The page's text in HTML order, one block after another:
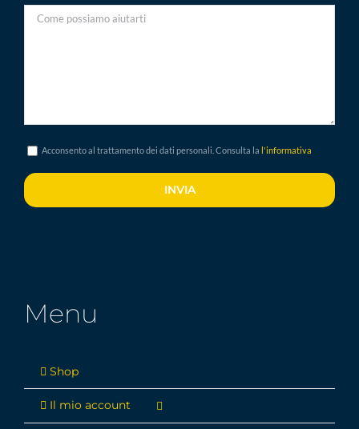
Acconsento al trattamento dei dati personali. Consulta la l'informativa
Menu
Shop
Il mio account